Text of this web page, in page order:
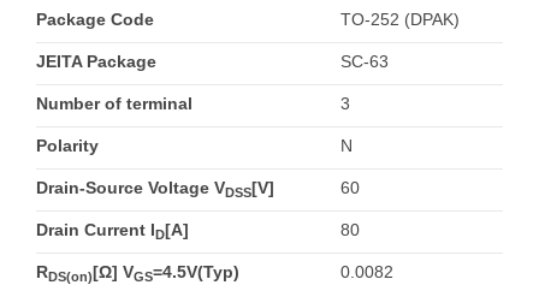
Package Code TO-252 (DPAK)
JEITA Package SC-63
Number of terminal 3
Polarity N
Drain-Source Voltage VDSS[V] 60
Drain Current ID[A] 80
RDS(on)[Ω] VGS=4.5V(Typ) 0.0082